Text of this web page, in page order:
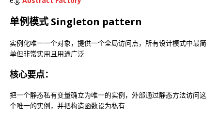
单例模式 Singleton pattern
实例化唯一一个对象，提供一个全局访问点，所有设计模式中最简
单但非常实用且用途广泛
核心要点：
把一个静态私有变量确立为唯一的实例，外部通过静态方法访问这
个唯一的实例，并把构造函数设为私有